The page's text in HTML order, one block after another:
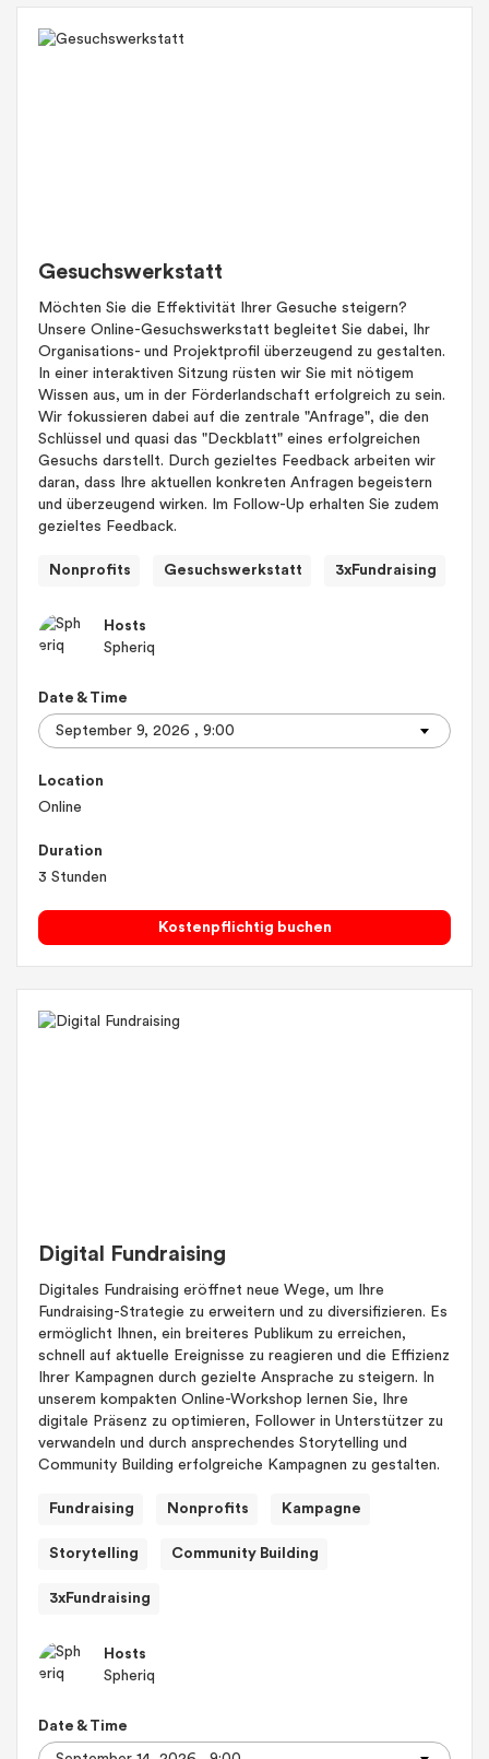
Gesuchswerkstatt
Möchten Sie die Effektivität Ihrer Gesuche steigern?
Unsere Online-Gesuchswerkstatt begleitet Sie dabei, Ihr
Organisations- und Projektprofil überzeugend zu gestalten.
In einer interaktiven Sitzung rüsten wir Sie mit nötigem
Wissen aus, um in der Förderlandschaft erfolgreich zu sein.
Wir fokussieren dabei auf die zentrale "Anfrage", die den
Schlüssel und quasi das "Deckblatt" eines erfolgreichen
Gesuchs darstellt. Durch gezieltes Feedback arbeiten wir
daran, dass Ihre aktuellen konkreten Anfragen begeistern
und überzeugend wirken. Im Follow-Up erhalten Sie zudem
gezieltes Feedback.
Nonprofits Gesuchswerkstatt 3xFundraising
Hosts
Spheriq
Date & Time
Location
Online
Duration
3 Stunden
Kostenpflichtig buchen
Digital Fundraising
Digitales Fundraising eröffnet neue Wege, um Ihre
Fundraising-Strategie zu erweitern und zu diversifizieren. Es
ermöglicht Ihnen, ein breiteres Publikum zu erreichen,
schnell auf aktuelle Ereignisse zu reagieren und die Effizienz
Ihrer Kampagnen durch gezielte Ansprache zu steigern. In
unserem kompakten Online-Workshop lernen Sie, Ihre
digitale Präsenz zu optimieren, Follower in Unterstützer zu
verwandeln und durch ansprechendes Storytelling und
Community Building erfolgreiche Kampagnen zu gestalten.
Fundraising Nonprofits Kampagne
Storytelling Community Building
3xFundraising
Hosts
Spheriq
Date & Time